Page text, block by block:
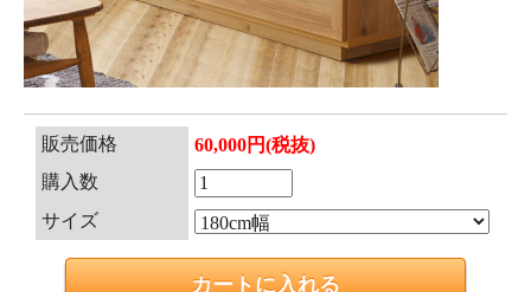
販売価格
60,000円(税抜)
購入数
サイズ